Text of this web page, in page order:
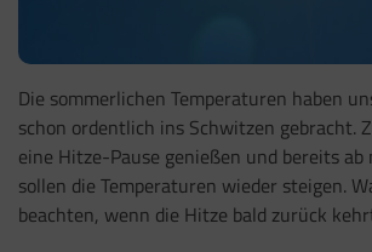
Die sommerlichen Temperaturen haben
schon ordentlich ins Schwitzen gebracht.
eine Hitze-Pause genießen und bereits ab
sollen die Temperaturen wieder steigen.
beachten, wenn die Hitze bald zurück